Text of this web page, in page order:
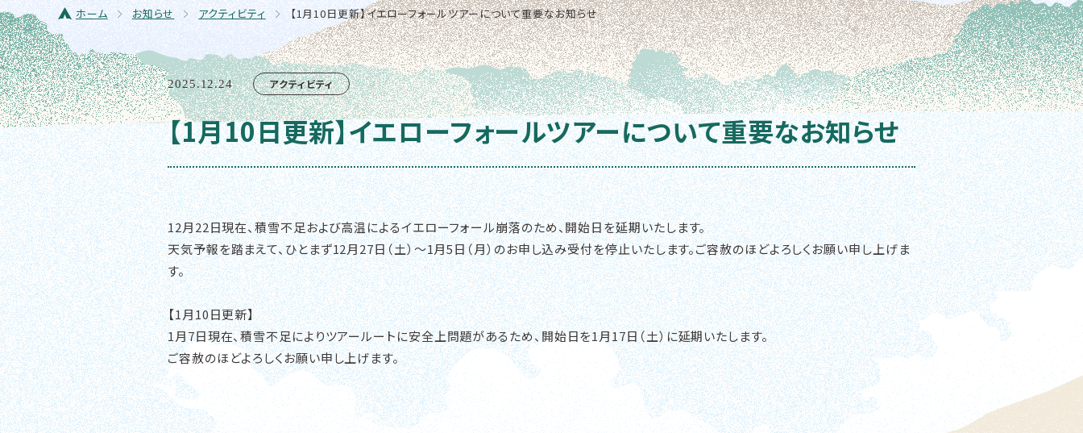
ホーム お知らせ アクティビティ 【1月10日更新】イエローフォールツアーについて重要なお知らせ
2025.12.24 アクティビティ
【1月10日更新】イエローフォールツアーについて重要なお知らせ
12月22日現在、積雪不足および高温によるイエローフォール崩落のため、開始日を延期いたします。
天気予報を踏まえて、ひとまず12月27日（土）～1月5日（月）のお申し込み受付を停止いたします。ご容赦のほどよろしくお願い申し上げま
す。
【1月10日更新】
1月7日現在、積雪不足によりツアールートに安全上問題があるため、開始日を1月17日（土）に延期いたします。
ご容赦のほどよろしくお願い申し上げます。